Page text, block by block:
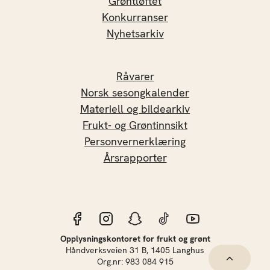
Konkurranser
Nyhetsarkiv
Råvarer
Norsk sesongkalender
Materiell og bildearkiv
Frukt- og Grøntinnsikt
Personvernerklæring
Årsrapporter
Opplysningskontoret for frukt og grønt
Håndverksveien 31 B, 1405 Langhus
Org.nr: 983 084 915
Hopp til